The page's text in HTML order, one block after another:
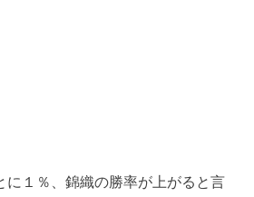
に１％、錦織の勝率が上がると言